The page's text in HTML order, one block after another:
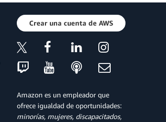
Crear una cuenta de AWS
Amazon es un empleador que
ofrece igualdad de oportunidades:
minorías, mujeres, discapacitados,